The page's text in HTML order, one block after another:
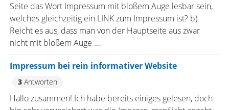
Seite das Wort Impressum mit bloßem Auge lesbar sein,
welches gleichzeitig ein LINK zum Impressum ist? b)
Reicht es aus, dass man von der Hauptseite aus zwar
nicht mit bloßem Auge ...
Impressum bei rein informativer Website
3Antworten
Hallo zusammen! Ich habe bereits einiges gelesen, doch